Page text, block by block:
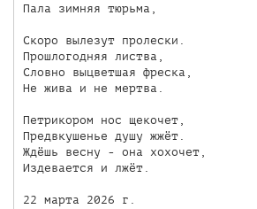
Пала зимняя тюрьма,
Скоро вылезут пролески.
Прошлогодняя листва,
Словно выцветшая фреска,
Не жива и не мертва.
Петрикором нос щекочет,
Предвкушенье душу жжёт.
Ждёшь весну - она хохочет,
Издевается и лжёт.